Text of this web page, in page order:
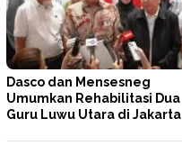
Dasco dan Mensesneg
Umumkan Rehabilitasi Dua
Guru Luwu Utara di Jakarta